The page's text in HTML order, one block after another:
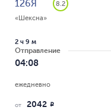
126Я
8.2
«Шексна»
Отправление
04:08
2 ч 9 м
ежедневно
от 2042 R